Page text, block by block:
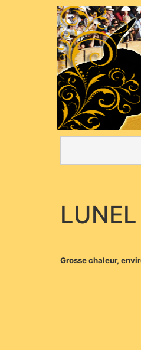
LUNEL
Grosse chaleur,